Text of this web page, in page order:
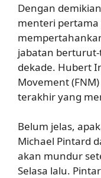
Dengan
menteri pertama
jabatan
dekade. Hubert
Movement
terakhir yang
Belum jelas,
Michael Pintard
akan mundur
Selasa lalu.